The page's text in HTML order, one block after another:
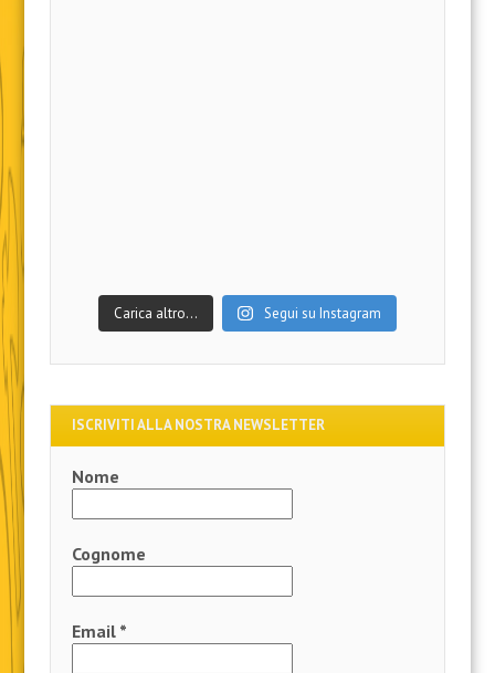
Carica altro… Segui su Instagram
ISCRIVITI ALLA NOSTRA NEWSLETTER
Nome
Cognome
Email *